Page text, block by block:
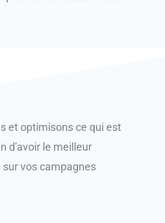
et optimisons ce qui est
d'avoir le meilleur
vos campagnes